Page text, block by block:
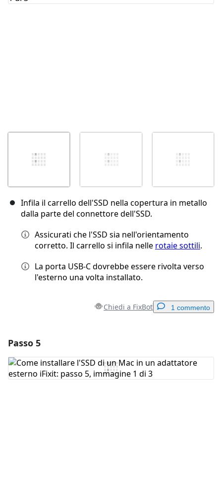
Infila il carrello dell'SSD nella copertura in metallo
dalla parte del connettore dell'SSD.
Assicurati che l'SSD sia nell'orientamento
corretto. Il carrello si infila nelle rotaie sottili.
La porta USB-C dovrebbe essere rivolta verso
l'esterno una volta installato.
Chiedi a FixBot 1 commento
Aggiungi Commento
Passo 5